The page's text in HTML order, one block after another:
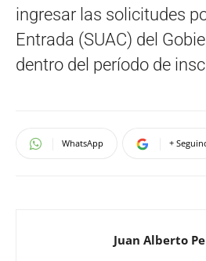
ingresar las solicitudes
Entrada (SUAC) del
dentro del período de
WhatsApp +
Juan Alberto